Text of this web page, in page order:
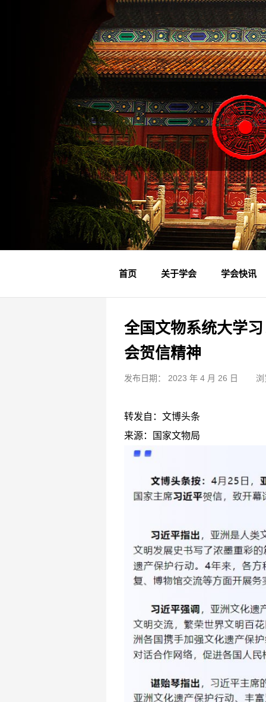
首页 关于学会
学会简介
章程制度
领导成员
理事名单
专家委员会
学术专家
学会会标
学会年鉴
学会快讯
学会动态
文物要闻
全国文物系统大学
会贺信精神
发布日期： 2023 年 4 月 26 日
转发自：文博头条
来源：国家文物局